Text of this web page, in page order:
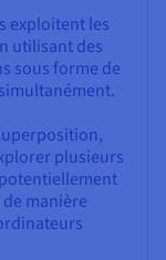
exploitent les
utilisant des
sous forme de
plusieurs
manière